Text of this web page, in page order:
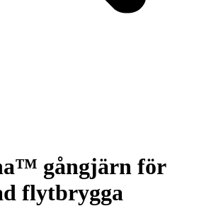
gångjärn för
flytbrygga